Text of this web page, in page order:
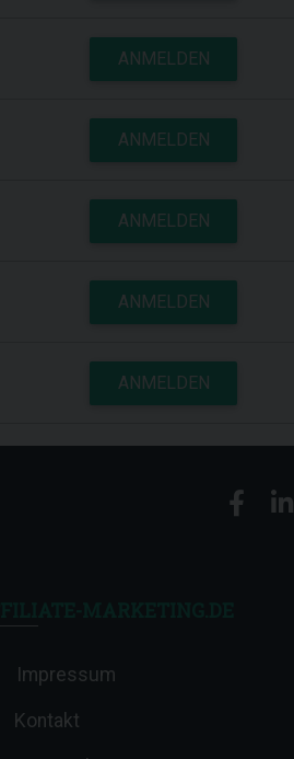
ANMELDEN
ANMELDEN
ANMELDEN
ANMELDEN
ANMELDEN
Impressum
Kontakt